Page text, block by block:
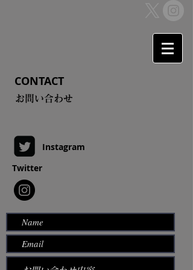
CONTACT
​お問い合わせ
Instagram
Twitter